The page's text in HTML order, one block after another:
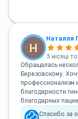
Наталля
3 місяці
Обращалась
Березовскому.
профессионализм
благодарности
благодарных
Спасибо за